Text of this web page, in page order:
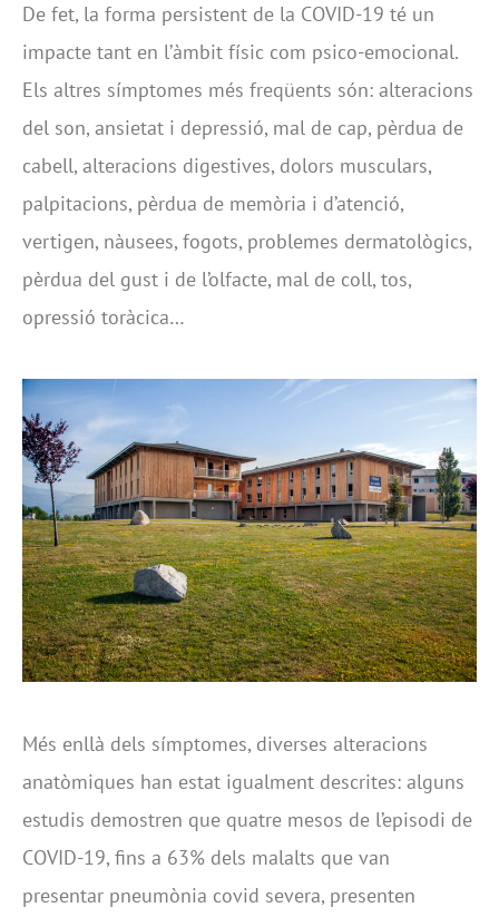
De fet, la forma persistent de la COVID-19 té un
impacte tant en l’àmbit físic com psico-emocional.
Els altres símptomes més freqüents són: alteracions
del son, ansietat i depressió, mal de cap, pèrdua de
cabell, alteracions digestives, dolors musculars,
palpitacions, pèrdua de memòria i d’atenció,
vertigen, nàusees, fogots, problemes dermatològics,
pèrdua del gust i de l’olfacte, mal de coll, tos,
opressió toràcica…
Més enllà dels símptomes, diverses alteracions
anatòmiques han estat igualment descrites: alguns
estudis demostren que quatre mesos de l’episodi de
COVID-19, fins a 63% dels malalts que van
presentar pneumònia covid severa, presenten